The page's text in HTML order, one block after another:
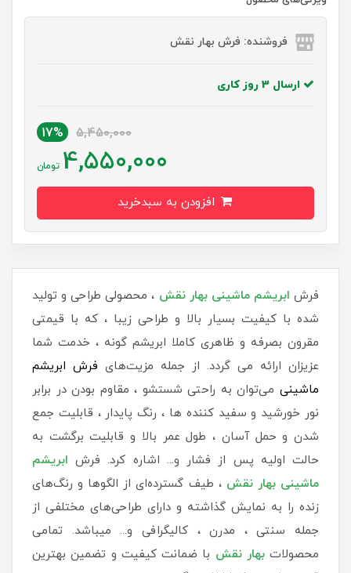
فروشنده: فرش بهار نقش
ارسال 3 روز کاری
5,450,000
17%
4,550,000 تومان
فرش ابریشم ماشینی بهار نقش ، محصولی طراحی و تولید
شده با کیفیت بسیار بالا و طراحی زیبا ، که با قیمتی
مقرون بصرفه و ظاهری کاملا ابریشم گونه ، خدمت شما
عزیزان ارائه می گردد. از جمله مزیت‌های فرش ابریشم
ماشینی می‌توان به راحتی شستشو ، مقاوم بودن در برابر
نور خورشید و سفید کننده ها ، رنگ پایدار ، قابلیت جمع
شدن و حمل آسان ، طول عمر بالا و قابلیت برگشت به
حالت اولیه پس از فشار و... اشاره کرد. فرش ابریشم
ماشینی بهار نقش، طیف گسترده‌ای از الگوها و رنگ‌های
زنده را به نمایش گذاشته و دارای طراحی‌های مختلفی از
جمله سنتی ، مدرن ، کالیگرافی و... میباشد. تمامی
محصولاتبهار نقش با ضمانت کیفیت و تضمین بهترین